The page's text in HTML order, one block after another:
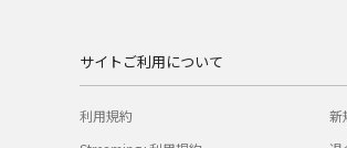
サイトご利用について
利用規約
新